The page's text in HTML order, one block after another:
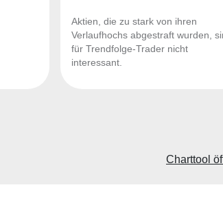
Aktien, die zu stark von ihren
Verlaufhochs abgestraft wurden,
für Trendfolge-Trader nicht
interessant.
Charttool